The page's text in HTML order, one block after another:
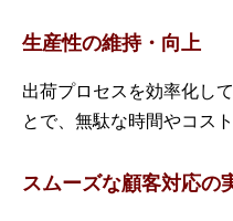
生産性の維持・向上
出荷プロセスを効率化し
とで、無駄な時間やコス
スムーズな顧客対応の